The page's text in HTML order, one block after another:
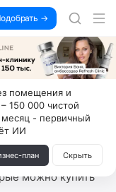
→
и не режут,
и в первый же год
можно купить
помещения и
150 000 чистой
- первичный
ИИ
план Скрыть